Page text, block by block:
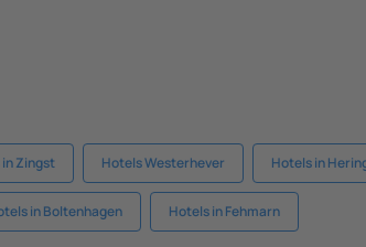
Zingst Hotels Westerhever Hotels in
in Boltenhagen Hotels in Fehmarn